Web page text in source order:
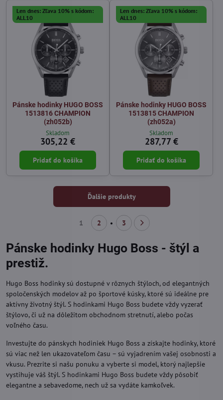
Len dnes: Zľava 10% s kódom:
ALL10
Pánske hodinky HUGO BOSS
1513816 CHAMPION
(zh052b)
Skladom
305,22 €
Pridať do košíka
Len dnes: Zľava 10% s kódom:
ALL10
Pánske hodinky HUGO BOSS
1513815 CHAMPION
(zh052a)
Skladom
287,77 €
Pridať do košíka
Ďalšie produkty
1 2 3
Pánske hodinky Hugo Boss - štýl a
prestiž.
Hugo Boss hodinky sú dostupné v rôznych štýloch, od elegantných
spoločenských modelov až po športové kúsky, ktoré sú ideálne pre
aktívny životný štýl. S hodinkami Hugo Boss budete vždy vyzerať
štýlovo, či už na dôležitom obchodnom stretnutí, alebo počas
voľného času.
Investujte do pánskych hodiniek Hugo Boss a získajte hodinky, ktoré
sú viac než len ukazovateľom času – sú vyjadrením vašej osobnosti a
vkusu. Prezrite si našu ponuku a vyberte si model, ktorý najlepšie
vystihuje váš štýl. S hodinkami Hugo Boss budete vždy pôsobiť
elegantne a sebavedome, nech už sa vydáte kamkoľvek.